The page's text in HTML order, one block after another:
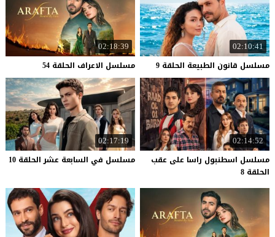
02:10:41
مسلسل قانون الطبيعة الحلقة 9
02:18:39
مسلسل الاعراف الحلقة 54
02:14:52
مسلسل اسطنبول راسا على عقب
الحلقة 8
02:17:19
مسلسل في السابعة عشر الحلقة 10